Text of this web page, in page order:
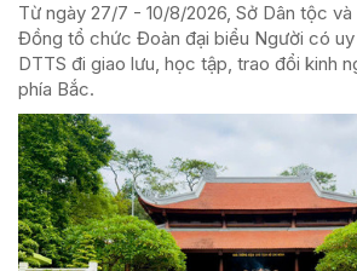
Từ ngày 27/7 - 10/8/2026, Sở Dân tộc
Đồng tổ chức Đoàn đại biểu Người có
DTTS đi giao lưu, học tập, trao đổi kinh
phía Bắc.